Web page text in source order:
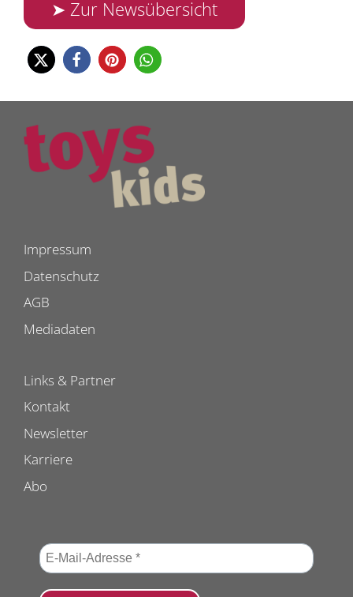
➤ Zur Newsübersicht
Impressum
Datenschutz
AGB
Mediadaten
Links & Partner
Kontakt
Newsletter
Karriere
Abo